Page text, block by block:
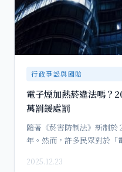
行政爭訟與國賠
電子煙加熱菸違法嗎？
萬罰鍰處罰
隨著《菸害防制法》新制於
年。然而，許多民眾對於「
2025.12.23